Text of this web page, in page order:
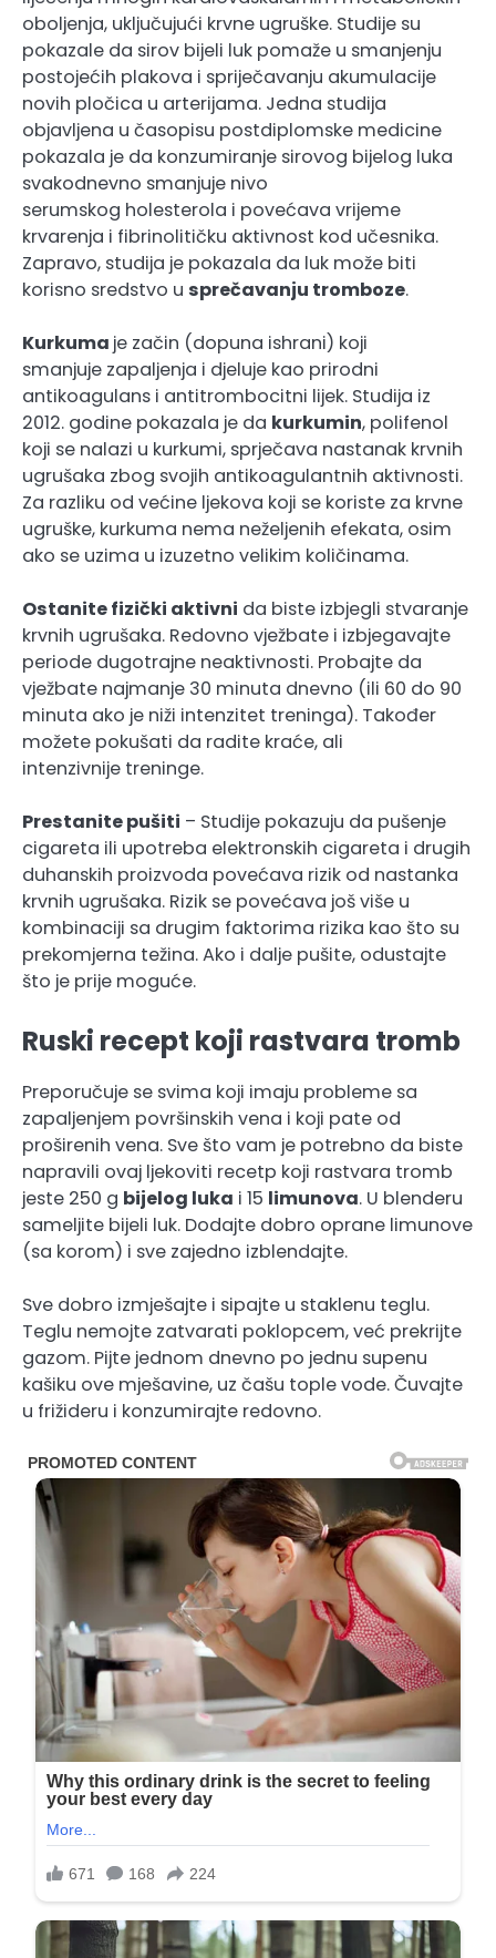
oboljenja, uključujući krvne ugruške. Studije su
pokazale da sirov bijeli luk pomaže u smanjenju
postojećih plakova i spriječavanju akumulacije
novih pločica u arterijama. Jedna studija
objavljena u časopisu postdiplomske medicine
pokazala je da konzumiranje sirovog bijelog luka
svakodnevno smanjuje nivo
serumskog holesterola i povećava vrijeme
krvarenja i fibrinolitičku aktivnost kod učesnika.
Zapravo, studija je pokazala da luk može biti
korisno sredstvo u sprečavanju tromboze.
Kurkuma je začin (dopuna ishrani) koji
smanjuje zapaljenja i djeluje kao prirodni
antikoagulans i antitrombocitni lijek. Studija iz
2012. godine pokazala je da kurkumin, polifenol
koji se nalazi u kurkumi, sprječava nastanak krvnih
ugrušaka zbog svojih antikoagulantnih aktivnosti.
Za razliku od većine ljekova koji se koriste za krvne
ugruške, kurkuma nema neželjenih efekata, osim
ako se uzima u izuzetno velikim količinama.
Ostanite fizički aktivni da biste izbjegli stvaranje
krvnih ugrušaka. Redovno vježbate i izbjegavajte
periode dugotrajne neaktivnosti. Probajte da
vježbate najmanje 30 minuta dnevno (ili 60 do 90
minuta ako je niži intenzitet treninga). Također
možete pokušati da radite kraće, ali
intenzivnije treninge.
Prestanite pušiti – Studije pokazuju da pušenje
cigareta ili upotreba elektronskih cigareta i drugih
duhanskih proizvoda povećava rizik od nastanka
krvnih ugrušaka. Rizik se povećava još više u
kombinaciji sa drugim faktorima rizika kao što su
prekomjerna težina. Ako i dalje pušite, odustajte
što je prije moguće.
Ruski recept koji rastvara tromb
Preporučuje se svima koji imaju probleme sa
zapaljenjem površinskih vena i koji pate od
proširenih vena. Sve što vam je potrebno da biste
napravili ovaj ljekoviti recetp koji rastvara tromb
jeste 250 g bijelog luka i 15 limunova. U blenderu
sameljite bijeli luk. Dodajte dobro oprane limunove
(sa korom) i sve zajedno izblendajte.
Sve dobro izmješajte i sipajte u staklenu teglu.
Teglu nemojte zatvarati poklopcem, već prekrijte
gazom. Pijte jednom dnevno po jednu supenu
kašiku ove mješavine, uz čašu tople vode. Čuvajte
u frižideru i konzumirajte redovno.